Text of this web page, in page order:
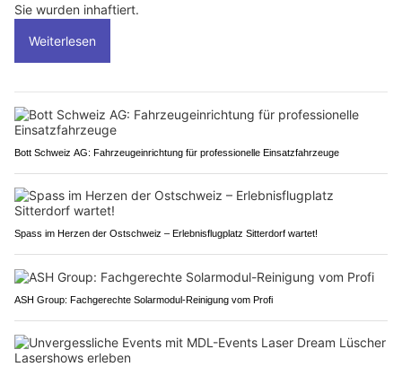
Sie wurden inhaftiert.
Weiterlesen
Bott Schweiz AG: Fahrzeugeinrichtung für professionelle Einsatzfahrzeuge
Spass im Herzen der Ostschweiz – Erlebnisflugplatz Sitterdorf wartet!
ASH Group: Fachgerechte Solarmodul-Reinigung vom Profi